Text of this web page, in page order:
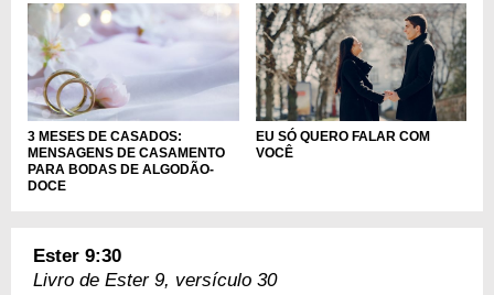
3 MESES DE CASADOS:
MENSAGENS DE CASAMENTO
PARA BODAS DE ALGODÃO-
DOCE
EU SÓ QUERO FALAR COM
VOCÊ
Ester 9:30
Livro de Ester 9, versículo 30